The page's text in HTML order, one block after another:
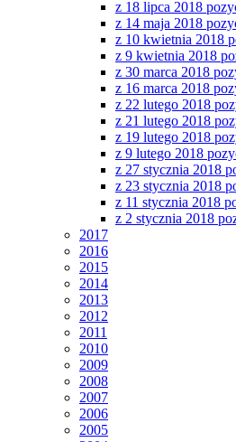
z 18 lipca 2018
z 14 maja 2018
z 10 kwietnia 2018
z 9 kwietnia 2018
z 30 marca 2018
z 16 marca 2018
z 22 lutego 2018
z 21 lutego 2018
z 19 lutego 2018
z 9 lutego 2018
z 27 stycznia 2018
z 23 stycznia 2018
z 11 stycznia 2018
z 2 stycznia 2018
2017
2016
2015
2014
2013
2012
2011
2010
2009
2008
2007
2006
2005